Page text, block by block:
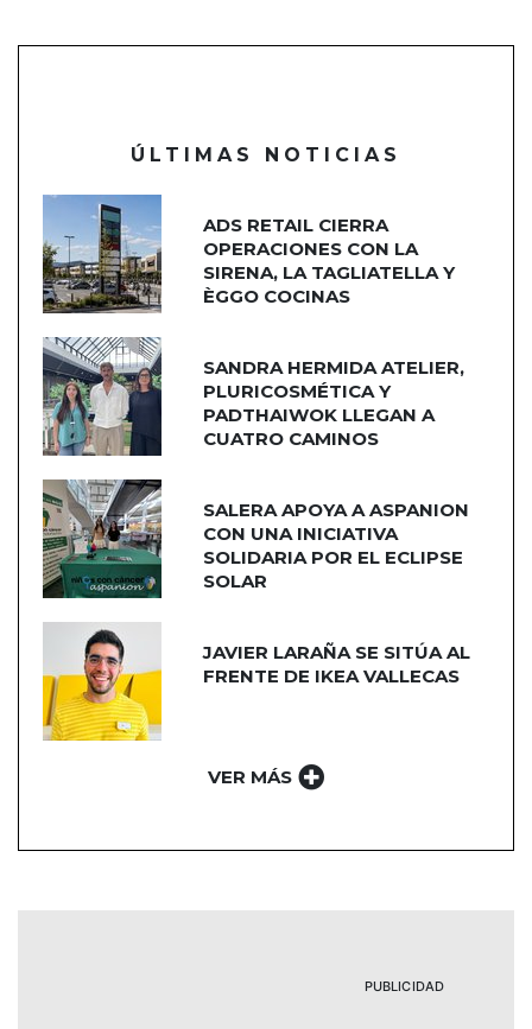
ÚLTIMAS NOTICIAS
ADS RETAIL CIERRA
OPERACIONES CON LA
SIRENA, LA TAGLIATELLA Y
ÈGGO COCINAS
SANDRA HERMIDA ATELIER,
PLURICOSMÉTICA Y
PADTHAIWOK LLEGAN A
CUATRO CAMINOS
SALERA APOYA A ASPANION
CON UNA INICIATIVA
SOLIDARIA POR EL ECLIPSE
SOLAR
JAVIER LARAÑA SE SITÚA AL
FRENTE DE IKEA VALLECAS
VER MÁS
PUBLICIDAD